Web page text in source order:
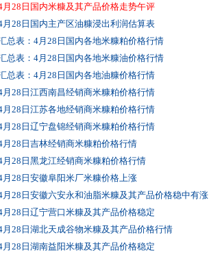
月28日国内米糠及其产品价格走势午评
月28日国内主产区油糠浸出利润估算表
总表：4月28日国内各地米糠粕价格行情
总表：4月28日国内各地米糠油价格行情
总表：4月28日国内各地油糠价格行情
月28日江西南昌经销商米糠粕价格行情
月28日江苏各地经销商米糠粕价格行情
月28日辽宁盘锦经销商米糠粕价格行情
月28日吉林经销商米糠粕价格行情
月28日黑龙江经销商米糠粕价格行情
月28日安徽阜阳米厂米糠价格上涨
月28日安徽六安永和油脂米糠及其产品价格稳中有涨
月28日辽宁营口米糠及其产品价格稳定
月28日湖北天成谷物米糠及其产品价格行情
月28日湖南益阳米糠及其产品价格稳定